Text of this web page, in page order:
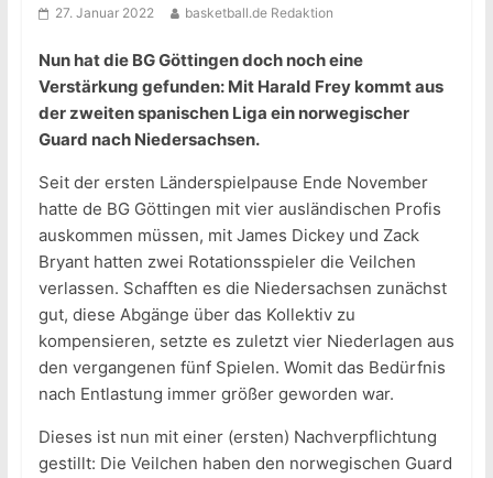
27. Januar 2022 basketball.de Redaktion
Nun hat die BG Göttingen doch noch eine
Verstärkung gefunden: Mit Harald Frey kommt aus
der zweiten spanischen Liga ein norwegischer
Guard nach Niedersachsen.
Seit der ersten Länderspielpause Ende November
hatte de BG Göttingen mit vier ausländischen Profis
auskommen müssen, mit James Dickey und Zack
Bryant hatten zwei Rotationsspieler die Veilchen
verlassen. Schafften es die Niedersachsen zunächst
gut, diese Abgänge über das Kollektiv zu
kompensieren, setzte es zuletzt vier Niederlagen aus
den vergangenen fünf Spielen. Womit das Bedürfnis
nach Entlastung immer größer geworden war.
Dieses ist nun mit einer (ersten) Nachverpflichtung
gestillt: Die Veilchen haben den norwegischen Guard